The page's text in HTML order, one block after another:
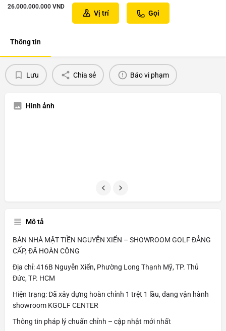
26.000.000.000 VND
Vị trí Gọi
Thông tin
Lưu Chia sẻ Báo vi phạm
Hình ảnh
Mô tả
BÁN NHÀ MẶT TIỀN NGUYỄN XIỂN – SHOWROOM GOLF ĐẲNG
CẤP, ĐÃ HOÀN CÔNG
Địa chỉ: 416B Nguyễn Xiển, Phường Long Thạnh Mỹ, TP. Thủ
Đức, TP. HCM
Hiện trạng: Đã xây dựng hoàn chỉnh 1 trệt 1 lầu, đang vận hành
showroom KGOLF CENTER
Thông tin pháp lý chuẩn chỉnh – cập nhật mới nhất